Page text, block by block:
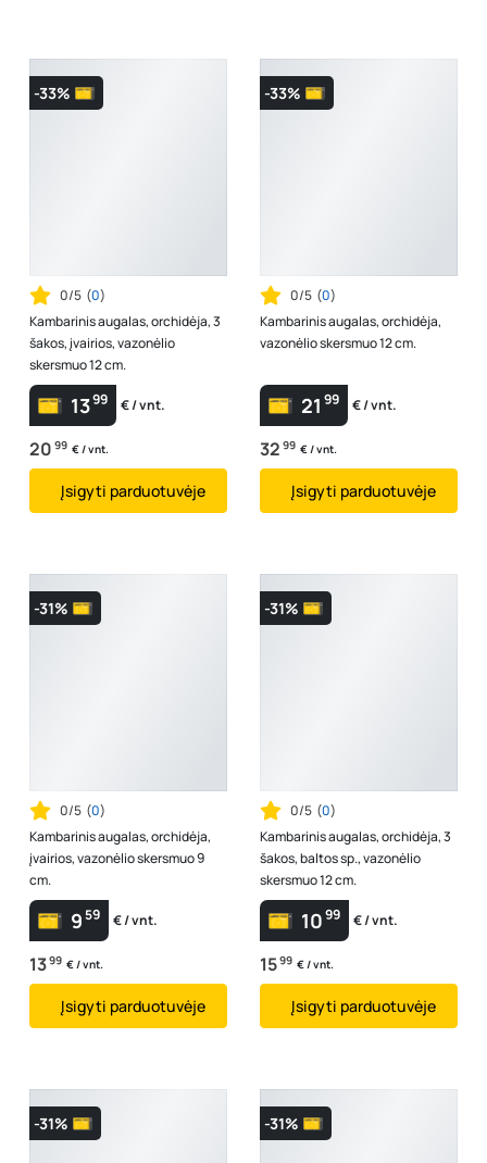
-33%
0/5 (0)
Kambarinis augalas, orchidėja, 3
šakos, įvairios, vazonėlio
skersmuo 12 cm.
1399 € / vnt.
20 99 € / vnt.
Įsigyti parduotuvėje
-33%
0/5 (0)
Kambarinis augalas, orchidėja,
vazonėlio skersmuo 12 cm.
21 99 € / vnt.
32 99 € / vnt.
Įsigyti parduotuvėje
-31%
0/5 (0)
Kambarinis augalas, orchidėja,
įvairios, vazonėlio skersmuo 9
cm.
959 € / vnt.
1399 € / vnt.
Įsigyti parduotuvėje
-31%
0/5 (0)
Kambarinis augalas, orchidėja, 3
šakos, baltos sp., vazonėlio
skersmuo 12 cm.
1099 € / vnt.
1599 € / vnt.
Įsigyti parduotuvėje
-31% -31%